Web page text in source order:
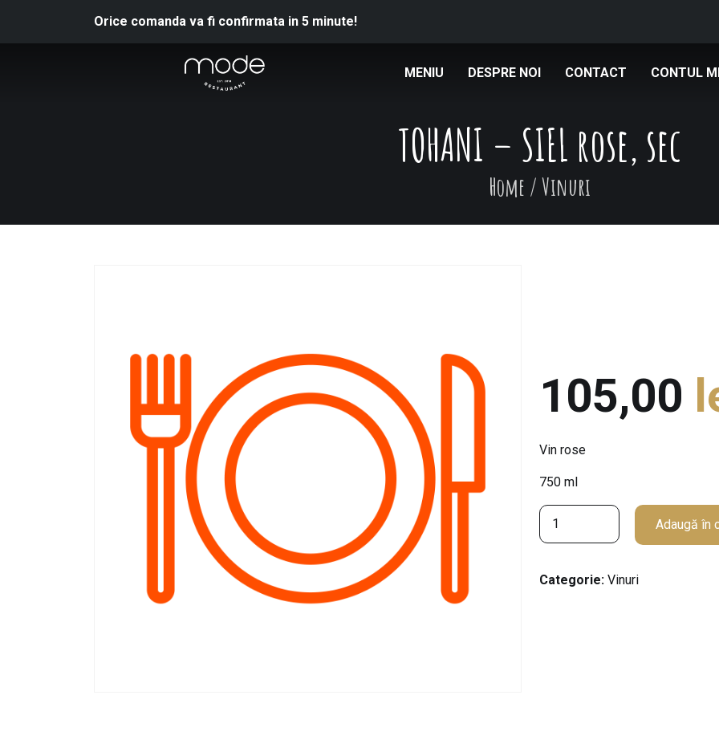
Orice comanda va fi confirmata in 5 minute!
MENIU DESPRE NOI CONTACT CONTUL
TOHANI – SIEL rose, sec
Home /Vinuri
105,00
Vin rose
750 ml
C
a
t
Adaugă în
Categorie: Vinuri